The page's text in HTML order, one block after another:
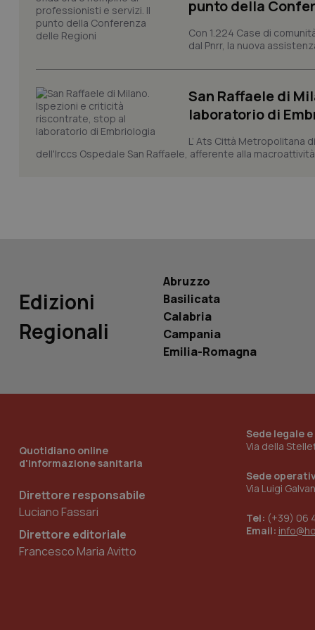
punto della
Con 1.224 Case di
dal Pnrr, la nuova
San Raffaele di
laboratorio di
L’ Ats Città Metropolitana
dell'Irccs Ospedale San Raffaele, afferente alla
Edizioni
Regionali
Abruzzo
Basilicata
Calabria
Campania
Emilia-Romagna
Quotidiano online
d'informazione sanitaria
Direttore responsabile
Luciano Fassari
Direttore editoriale
Francesco Maria Avitto
Sede legale
Via della
Sede
Via Luigi
Tel: (+39) 06
Email:
tracking-sites-
tracking-sites-
session-id
Nome